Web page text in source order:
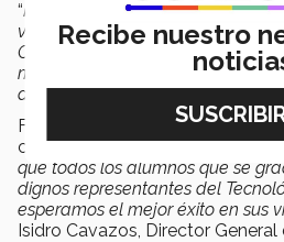
“Me siento feliz, y al mismo
voy a salir, de lo que siempre he
Cuando quise firmar el título
momento en el que me di cuenta
atrás.” Samantha Sandoval
Familiares, maestros y
con la alegría de los graduandos,
que todos los alumnos que se
dignos representantes del
esperamos el mejor éxito en sus
Isidro Cavazos, Director General
Recibe nuestro